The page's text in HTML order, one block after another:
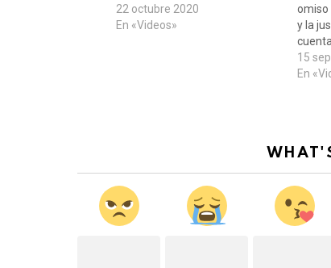
o
22 octubre 2020
En «Videos»
omiso
y la
estén
15
En